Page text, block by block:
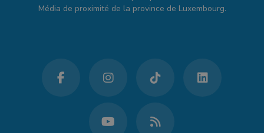
Média de proximité de la province de Luxembourg.